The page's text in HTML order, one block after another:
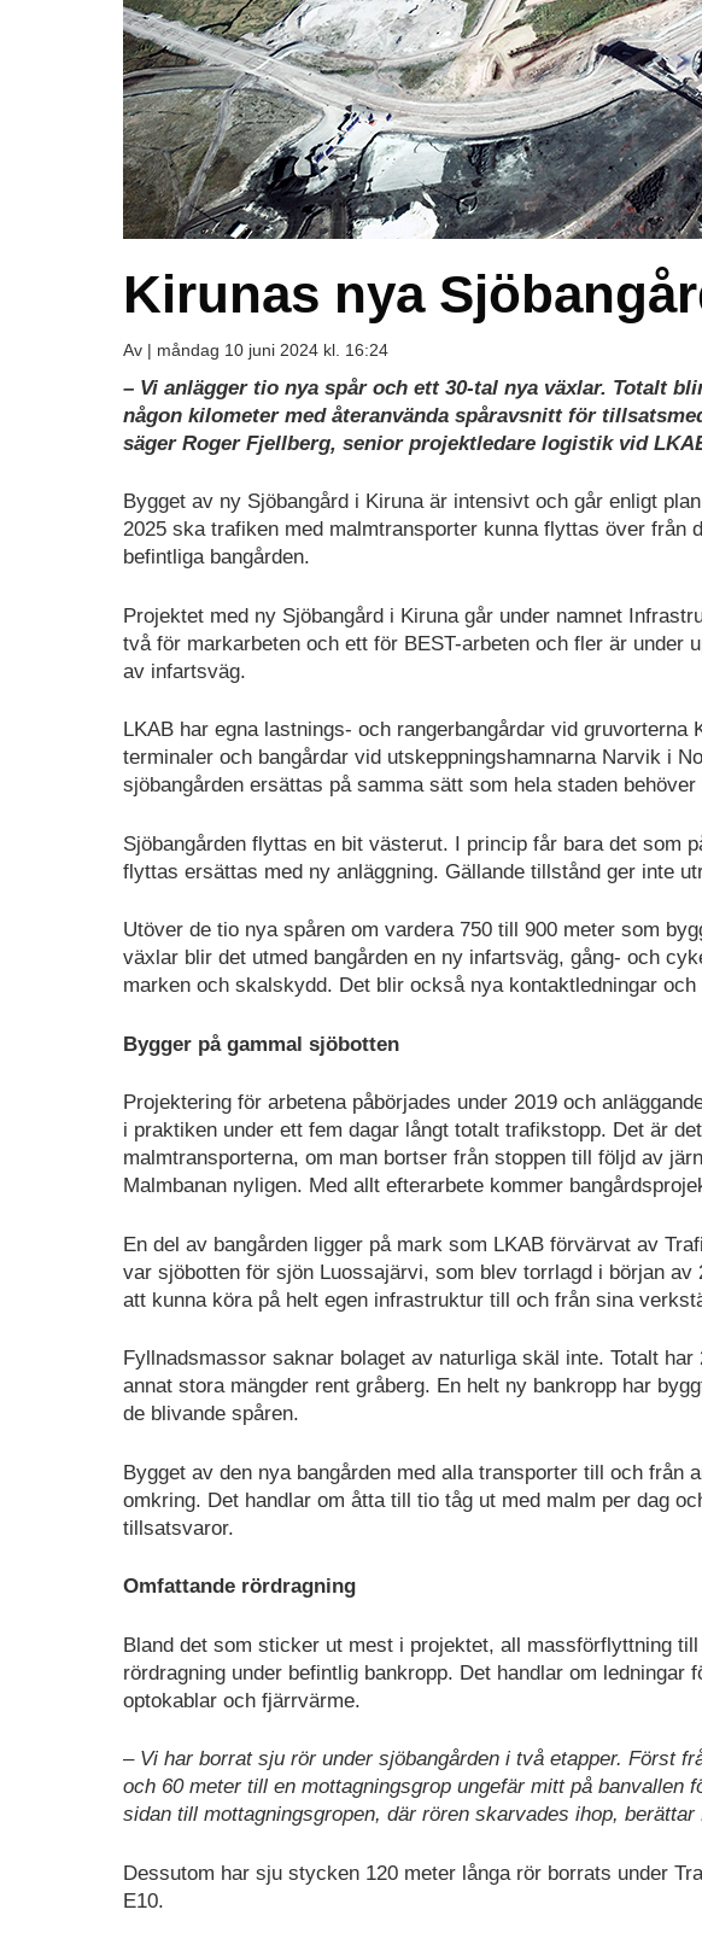
Kirunas nya
Av | måndag 10 juni 2024 kl. 16:24
– Vi anlägger tio nya spår och ett 30-tal nya växlar. Totalt
någon kilometer med återanvända spåravsnitt för
säger Roger Fjellberg, senior projektledare logistik vid
Bygget av ny Sjöbangård i Kiruna är intensivt och går enligt
2025 ska trafiken med malmtransporter kunna flyttas över från
befintliga bangården.
Projektet med ny Sjöbangård i Kiruna går under namnet
två för markarbeten och ett för BEST-arbeten och fler är under
av infartsväg.
LKAB har egna lastnings- och rangerbangårdar vid
terminaler och bangårdar vid utskeppningshamnarna Narvik i
sjöbangården ersättas på samma sätt som hela staden
Sjöbangården flyttas en bit västerut. I princip får bara det som
flyttas ersättas med ny anläggning. Gällande tillstånd ger inte
Utöver de tio nya spåren om vardera 750 till 900 meter som
växlar blir det utmed bangården en ny infartsväg, gång- och
marken och skalskydd. Det blir också nya kontaktledningar
Bygger på gammal sjöbotten
Projektering för arbetena påbörjades under 2019 och
i praktiken under ett fem dagar långt totalt trafikstopp. Det är
malmtransporterna, om man bortser från stoppen till följd av
Malmbanan nyligen. Med allt efterarbete kommer
En del av bangården ligger på mark som LKAB förvärvat av
var sjöbotten för sjön Luossajärvi, som blev torrlagd i början
att kunna köra på helt egen infrastruktur till och från sina
Fyllnadsmassor saknar bolaget av naturliga skäl inte. Totalt
annat stora mängder rent gråberg. En helt ny bankropp har
de blivande spåren.
Bygget av den nya bangården med alla transporter till och från
omkring. Det handlar om åtta till tio tåg ut med malm per dag
tillsatsvaror.
Omfattande rördragning
Bland det som sticker ut mest i projektet, all massförflyttning
rördragning under befintlig bankropp. Det handlar om ledningar
optokablar och fjärrvärme.
– Vi har borrat sju rör under sjöbangården i två etapper. Först
och 60 meter till en mottagningsgrop ungefär mitt på banvallen
sidan till mottagningsgropen, där rören skarvades ihop, berättar
Dessutom har sju stycken 120 meter långa rör borrats under
E10.